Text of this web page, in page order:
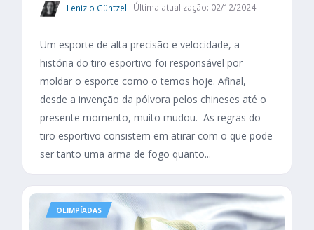
Lenizio Güntzel Última atualização: 02/12/2024
Um esporte de alta precisão e velocidade, a
história do tiro esportivo foi responsável por
moldar o esporte como o temos hoje. Afinal,
desde a invenção da pólvora pelos chineses até o
presente momento, muito mudou. As regras do
tiro esportivo consistem em atirar com o que pode
ser tanto uma arma de fogo quanto...
OLIMPÍADAS